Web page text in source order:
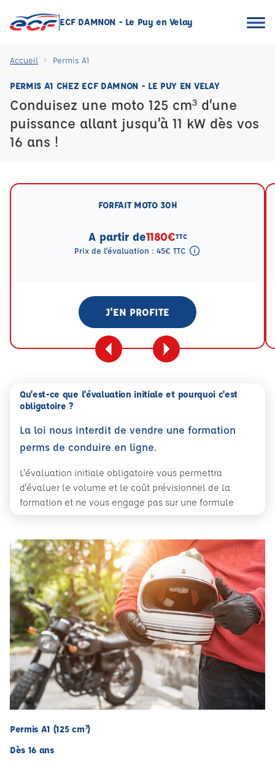
ECF DAMNON - Le Puy en Velay
Accueil Permis A1
PERMIS A1 CHEZ ECF DAMNON - LE PUY EN VELAY
Conduisez une moto 125 cm³ d’une
puissance allant jusqu’à 11 kW dès vos
16 ans !
FORFAIT MOTO 30H
A partir de1180€TTC
Prix de l'évaluation : 45€ TTC
J'EN PROFITE
Qu'est-ce que l'évaluation initiale et pourquoi c'est
obligatoire ?
La loi nous interdit de vendre une formation
perms de conduire en ligne.
L'évaluation initiale obligatoire vous permettra
d'évaluer le volume et le coût prévisionnel de la
formation et ne vous engage pas sur une formule
Permis A1 (125 cm³)
Dès 16 ans